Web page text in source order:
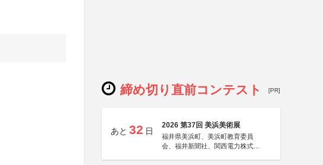
締め切り直前コンテスト [PR]
あと 32 日
2026 第37回 美浜美術展
福井県美浜町、美浜町教育委員
会、福井新聞社、関西電力株式会